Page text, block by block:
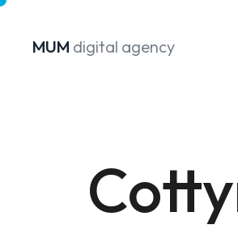
Passer au contenu
MUM digital agency